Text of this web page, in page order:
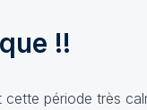
!!
période très